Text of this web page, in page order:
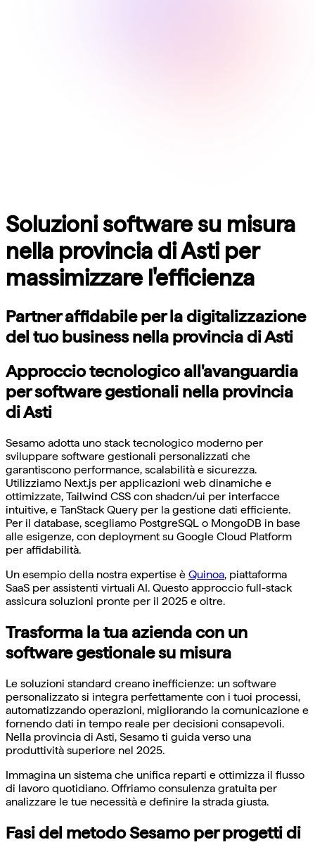
Soluzioni software su misura
nella provincia di Asti per
massimizzare l'efficienza
Partner affidabile per la digitalizzazione
del tuo business nella provincia di Asti
Approccio tecnologico all'avanguardia
per software gestionali nella provincia
di Asti
Sesamo adotta uno stack tecnologico moderno per
sviluppare software gestionali personalizzati che
garantiscono performance, scalabilità e sicurezza.
Utilizziamo Next.js per applicazioni web dinamiche e
ottimizzate, Tailwind CSS con shadcn/ui per interfacce
intuitive, e TanStack Query per la gestione dati efficiente.
Per il database, scegliamo PostgreSQL o MongoDB in base
alle esigenze, con deployment su Google Cloud Platform
per affidabilità.
Un esempio della nostra expertise è Quinoa, piattaforma
SaaS per assistenti virtuali AI. Questo approccio full-stack
assicura soluzioni pronte per il 2025 e oltre.
Trasforma la tua azienda con un
software gestionale su misura
Le soluzioni standard creano inefficienze: un software
personalizzato si integra perfettamente con i tuoi processi,
automatizzando operazioni, migliorando la comunicazione e
fornendo dati in tempo reale per decisioni consapevoli.
Nella provincia di Asti, Sesamo ti guida verso una
produttività superiore nel 2025.
Immagina un sistema che unifica reparti e ottimizza il flusso
di lavoro quotidiano. Offriamo consulenza gratuita per
analizzare le tue necessità e definire la strada giusta.
Fasi del metodo Sesamo per progetti di